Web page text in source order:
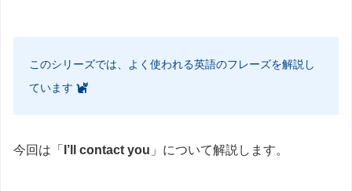
このシリーズでは、よく使われる英語のフレーズを解説し
ています
今回は「 I’ll contact you 」について解説します。